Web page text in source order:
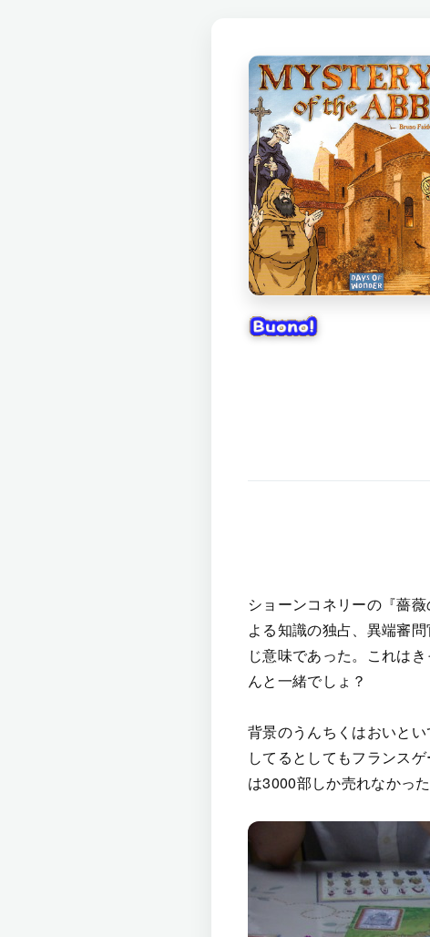
ショーンコネリーの『薔
よる知識の独占、異端審
じ意味であった。これは
んと一緒でしょ？
背景のうんちくはおいと
してるとしてもフランス
は3000部しか売れなかった